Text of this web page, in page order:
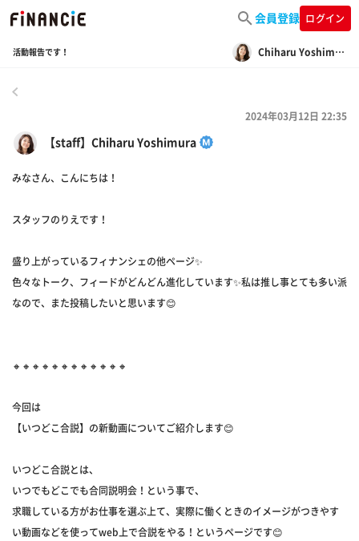
会員登録 ログイン
活動報告です！ Chiharu Yoshimura
【staff】Chiharu Yoshimura
2024年03月12日 22:35
みなさん、こんにちは！
スタッフのりえです！
盛り上がっているフィナンシェの他ページ✨
色々なトーク、フィードがどんどん進化しています✨私は推し事とても多い派
なので、また投稿したいと思います😊
🔸🔸🔸🔸🔸🔸🔸🔸🔸🔸🔸🔸
今回は
【いつどこ合説】の新動画についてご紹介します😊
いつどこ合説とは、
いつでもどこでも合同説明会！という事で、
求職している方がお仕事を選ぶ上て、実際に働くときのイメージがつきやす
い動画などを使ってweb上で合説をやる！というページです😊